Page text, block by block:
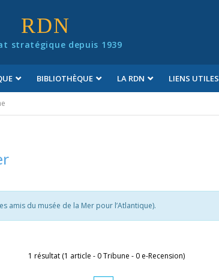
RDN
stratégique depuis 1939
BIBLIOTHÈQUE LA RDN LIENS UTILES
amis du musée de la Mer pour l’Atlantique).
1 résultat (1 article - 0 Tribune - 0 e-Recension)